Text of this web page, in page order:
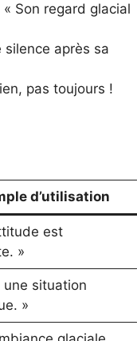
Son regard glacial
silence après sa
pas toujours !
d’utilisation
est
»
une situation
»